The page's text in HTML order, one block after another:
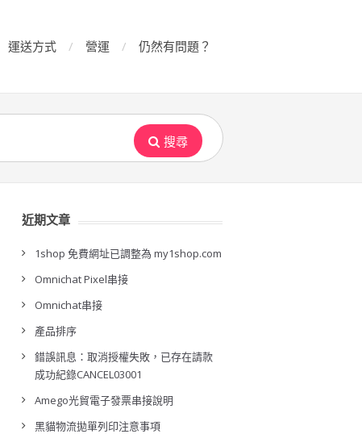
運送方式 營運 仍然有問題？
搜尋
近期文章
1shop 免費網址已調整為 my1shop.com
Omnichat Pixel串接
Omnichat串接
產品排序
錯誤訊息：取消授權失敗，已存在請款
成功紀錄CANCEL03001
Amego光貿電子發票串接說明
黑貓物流拋單列印注意事項